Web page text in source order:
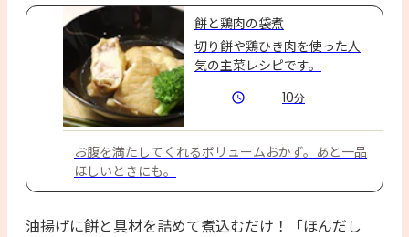
餅と鶏肉の袋煮
切り餅や鶏ひき肉を使った人
気の主菜レシピです。
10分
お腹を満たしてくれるボリュームおかず。あと一品
ほしいときにも。
油揚げに餅と具材を詰めて煮込むだけ！「ほんだし